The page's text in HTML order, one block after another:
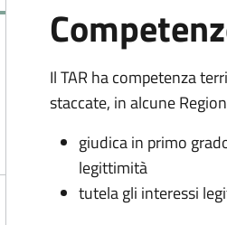
Il TAR ha competenza
staccate, in alcune
giudica in primo
legittimità
tutela gli interessi